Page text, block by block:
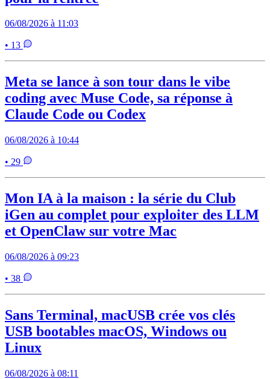
06/08/2026 à 11:03
• 13
Meta se lance à son tour dans le vibe
coding avec Muse Code, sa réponse à
Claude Code ou Codex
06/08/2026 à 10:44
• 29
Mon IA à la maison : la série du Club
iGen au complet pour exploiter des LLM
et OpenClaw sur votre Mac
06/08/2026 à 09:23
• 38
Sans Terminal, macUSB crée vos clés
USB bootables macOS, Windows ou
Linux
06/08/2026 à 08:11